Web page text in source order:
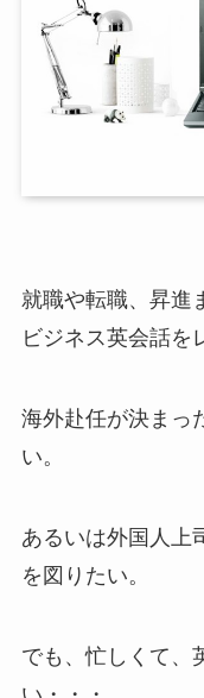
就職や転職、昇進
ビジネス英会話を
海外赴任が決まっ
い。
あるいは外国人上
を図りたい。
でも、忙しくて、